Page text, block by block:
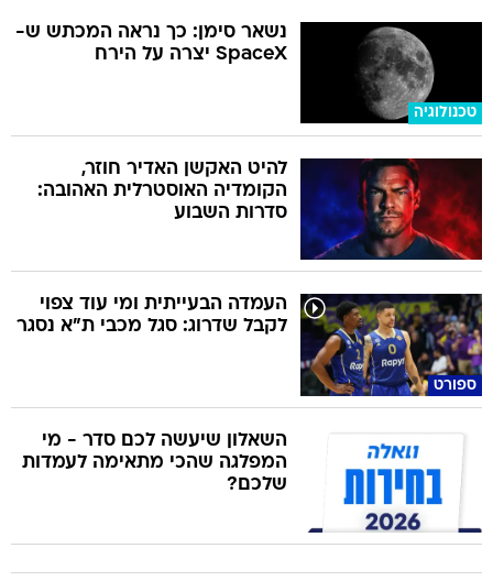
טכנולוגיה
נשאר סימן: כך נראה המכתש ש-
SpaceX יצרה על הירח
להיט האקשן האדיר חוזר,
הקומדיה האוסטרלית האהובה:
סדרות השבוע
ספורט
העמדה הבעייתית ומי עוד צפוי
לקבל שדרוג: סגל מכבי ת"א נסגר
השאלון שיעשה לכם סדר - מי
המפלגה שהכי מתאימה לעמדות
שלכם?